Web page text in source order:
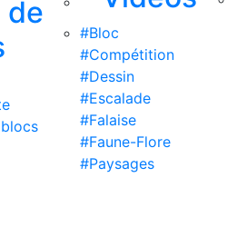
de
#Bloc
#Compétition
#Dessin
#Escalade
#Falaise
#Faune-Flore
#Paysages